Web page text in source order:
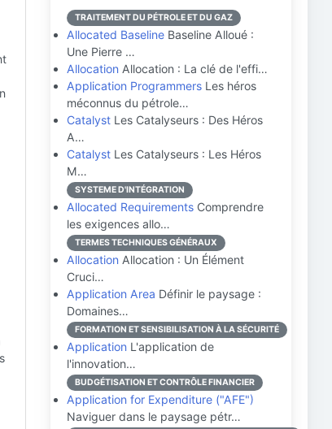
TRAITEMENT DU PÉTROLE ET DU GAZ
Allocated Baseline Baseline Alloué :
Une Pierre …
Allocation Allocation : La clé de l'effi…
Application Programmers Les héros
méconnus du pétrole…
Catalyst Les Catalyseurs : Des Héros
A…
Catalyst Les Catalyseurs : Les Héros
M…
SYSTEME D'INTÉGRATION
Allocated Requirements Comprendre
les exigences allo…
TERMES TECHNIQUES GÉNÉRAUX
Allocation Allocation : Un Élément
Cruci…
Application Area Définir le paysage :
Domaines…
FORMATION ET SENSIBILISATION À LA SÉCURITÉ
Application L'application de
l'innovation…
BUDGÉTISATION ET CONTRÔLE FINANCIER
Application for Expenditure ("AFE")
Naviguer dans le paysage pétr…